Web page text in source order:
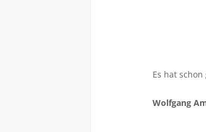
Es hat
Wolfgang